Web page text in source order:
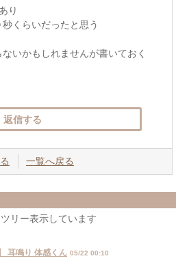
り
くらいだったと思う
いかもしれませんが書いておく
返信する
一覧へ戻る
リー表示しています
耳鳴り 体感くん 05/22 00:10